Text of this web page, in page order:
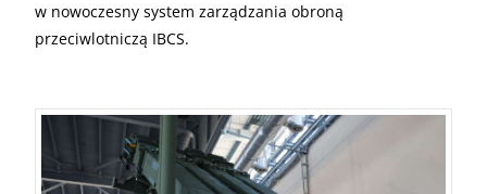
w nowoczesny system zarządzania obroną
przeciwlotniczą IBCS.